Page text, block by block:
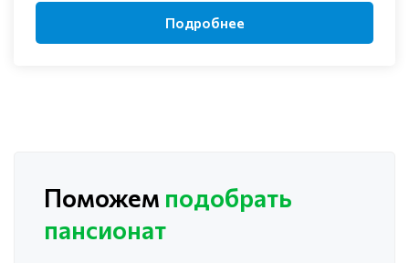
Подробнее
Поможем подобрать
пансионат